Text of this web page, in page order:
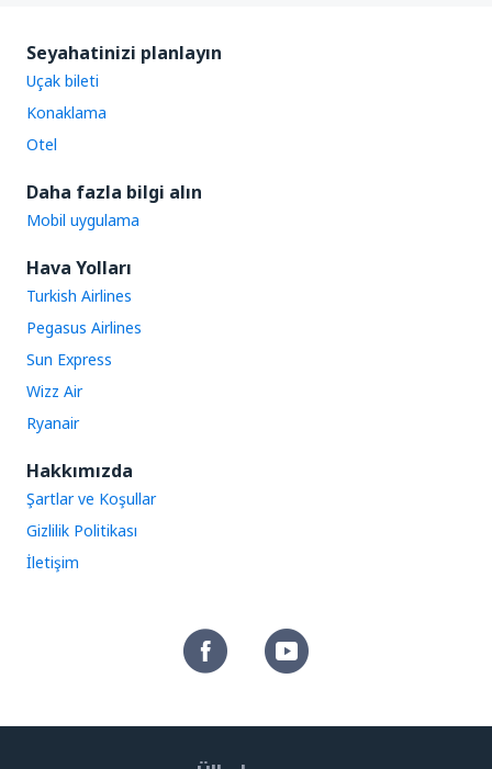
Seyahatinizi planlayın
Uçak bileti
Konaklama
Otel
Daha fazla bilgi alın
Mobil uygulama
Hava Yolları
Turkish Airlines
Pegasus Airlines
Sun Express
Wizz Air
Ryanair
Hakkımızda
Şartlar ve Koşullar
Gizlilik Politikası
İletişim